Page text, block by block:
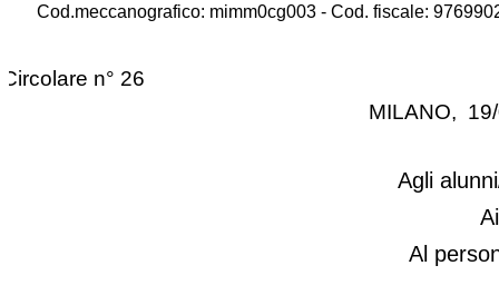
Cod.meccanografico: mimm0cg003 - Cod. fiscale:
Circolare n° 26
MILANO,
Agli
Al